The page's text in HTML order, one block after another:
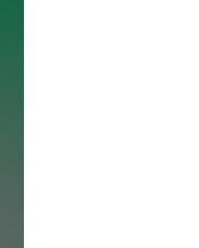
aglomerações